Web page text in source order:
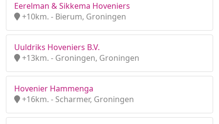
Eerelman & Sikkema Hoveniers
+10km. - Bierum, Groningen
Uuldriks Hoveniers B.V.
+13km. - Groningen, Groningen
Hovenier Hammenga
+16km. - Scharmer, Groningen